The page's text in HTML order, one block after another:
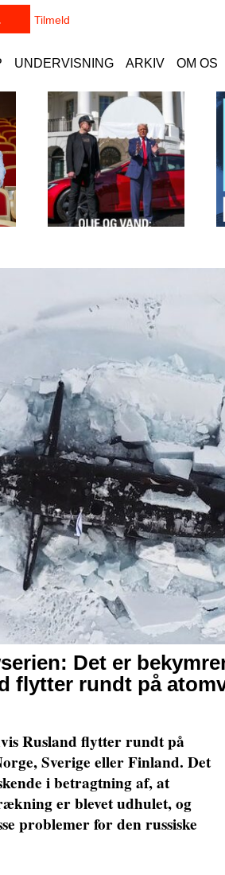
UNDERVISNING ARKIV OM OS
Det er
flytter rundt på
Rusland flytter rundt på
Sverige eller Finland. Det
i betragtning af, at
er blevet udhulet, og
problemer for den russiske